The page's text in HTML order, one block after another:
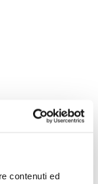
contenuti ed